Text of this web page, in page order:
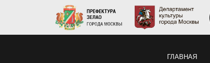
ГЛАВНАЯ